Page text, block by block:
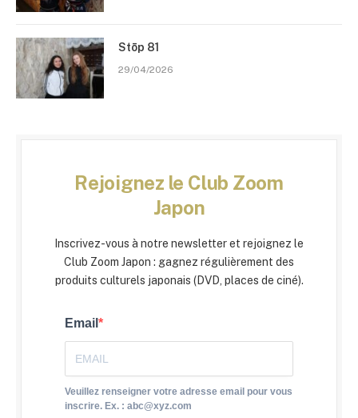
Stōp 81
29/04/2026
Rejoignez le Club Zoom
Japon
Inscrivez-vous à notre newsletter et rejoignez le
Club Zoom Japon : gagnez régulièrement des
produits culturels japonais (DVD, places de ciné).
Email
Veuillez renseigner votre adresse email pour vous
inscrire. Ex. : abc@xyz.com